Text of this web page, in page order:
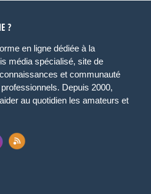
?
en ligne dédiée à la
média spécialisé, site de
et communauté
Depuis 2000,
au quotidien les amateurs et